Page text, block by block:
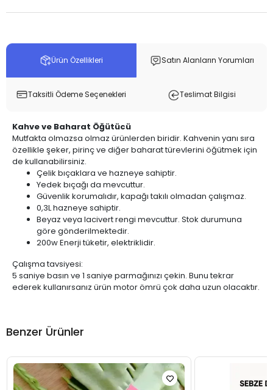
Ürün Özellikleri Satın Alanların Yorumları
Taksitli Ödeme Seçenekleri Teslimat Bilgisi
Kahve ve Baharat Öğütücü
Mutfakta olmazsa olmaz ürünlerden biridir. Kahvenin yanı sıra
özellikle şeker, pirinç ve diğer baharat türevlerini öğütmek için
de kullanabilirsiniz.
Çelik bıçaklara ve hazneye sahiptir.
Yedek bıçağı da mevcuttur.
Güvenlik korumalıdır, kapağı takılı olmadan çalışmaz.
0,3L hazneye sahiptir.
Beyaz veya lacivert rengi mevcuttur. Stok durumuna
göre gönderilmektedir.
200w Enerji tüketir, elektriklidir.
Çalışma tavsiyesi:
5 saniye basın ve 1 saniye parmağınızı çekin. Bunu tekrar
ederek kullanırsanız ürün motor ömrü çok daha uzun olacaktır.
Benzer Ürünler